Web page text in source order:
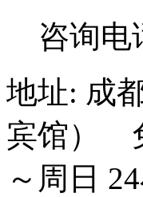
咨询电
地址: 成
宾馆）
～周日